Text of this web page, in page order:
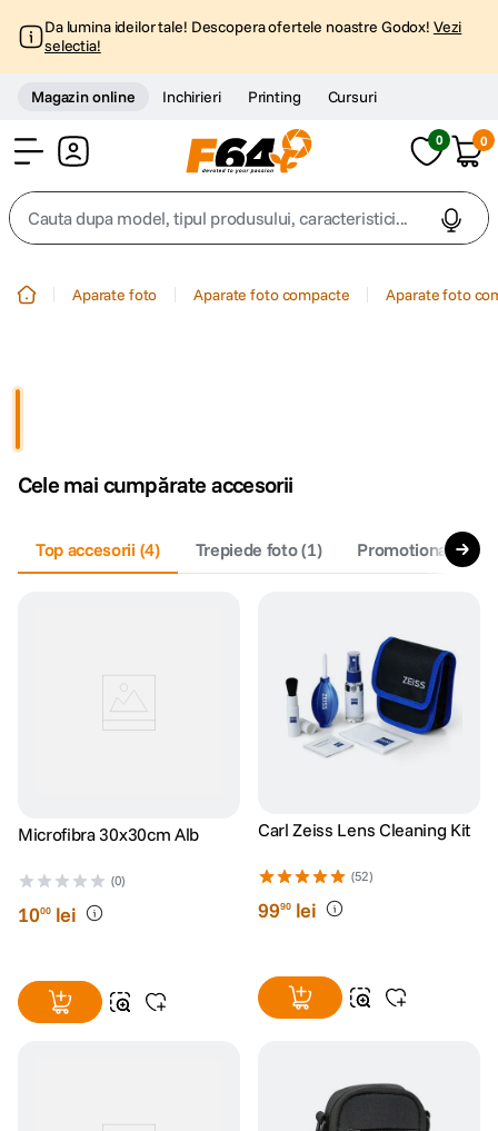
Da lumina ideilor tale! Descopera ofertele noastre Godox! Vezi
selectia!
Magazin online Inchirieri Printing Cursuri
0 0
Cauta dupa model, tipul produsului, caracteristici...
4 peak design
5. canon sx740 hs
card memorie
Aparate foto Aparate foto compacte Aparate foto
Cele mai cumpărate accesorii
Top accesorii (4) Trepiede foto(1) Promotionale F64
Microfibra 30x30cm Alb
(0)
1000 lei
Carl Zeiss Lens Cleaning Kit
(52)
9990 lei